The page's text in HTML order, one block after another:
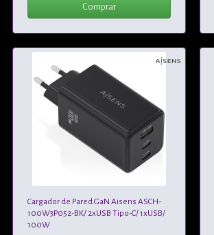
Comprar
Cargador de Pared GaN Aisens ASCH-
100W3P052-BK/ 2xUSB Tipo-C/ 1xUSB/
100W